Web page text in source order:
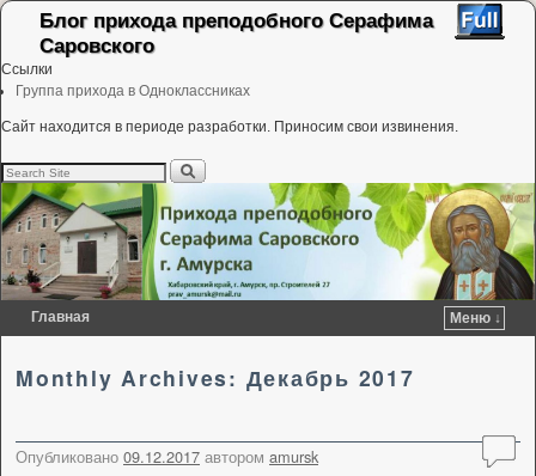
Блог прихода преподобного Серафима
Саровского
Ссылки
Группа прихода в Одноклассниках
Сайт находится в периоде разработки. Приносим свои извинения.
Главная
Меню ↓
Monthly Archives: Декабрь 2017
Опубликовано 09.12.2017 автором amursk